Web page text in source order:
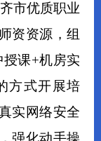
市优质职业
师资资源，组
授课+机房实
方式开展培
实网络安全
强化动手操